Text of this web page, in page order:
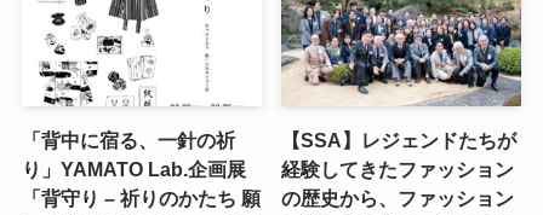
「背中に宿る、一針の祈
り」YAMATO Lab.企画展
「背守り – 祈りのかたち 願
【SSA】レジェンドたちが
経験してきたファッション
の歴史から、ファッション